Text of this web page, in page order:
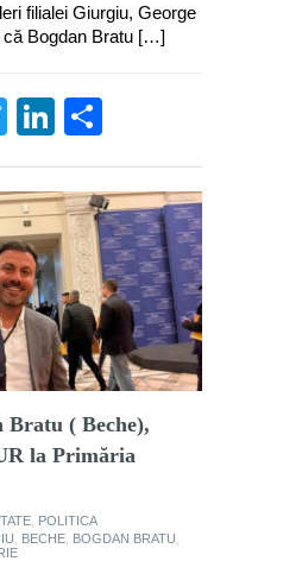
filialei Giurgiu, George
că Bogdan Bratu […]
TwitterLinkedIn
Bratu ( Beche),
la Primăria
POLITICA
BECHE BOGDAN BRATU